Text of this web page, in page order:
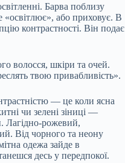
Барва поблизу
«освітлює», або приховує. В
контрастності. Він подає
волосся, шкіри та очей.
твою привабливість».
— це коли ясна
чи зелені зіниці —
Лагідно-рожевий,
Від чорного та неону
одежа зайде в
десь у передпокої.